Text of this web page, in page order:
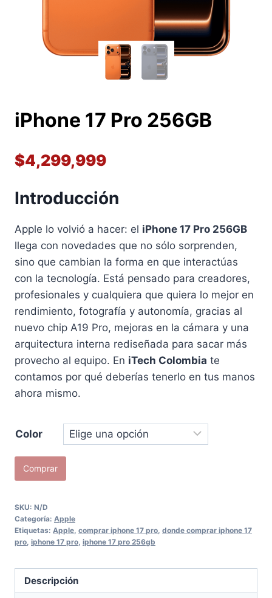
iPhone 17 Pro 256GB
$4,299,999
Introducción
Apple lo volvió a hacer: el iPhone 17 Pro 256GB
llega con novedades que no sólo sorprenden,
sino que cambian la forma en que interactúas
con la tecnología. Está pensado para creadores,
profesionales y cualquiera que quiera lo mejor en
rendimiento, fotografía y autonomía, gracias al
nuevo chip A19 Pro, mejoras en la cámara y una
arquitectura interna rediseñada para sacar más
provecho al equipo. En iTech Colombia te
contamos por qué deberías tenerlo en tus manos
ahora mismo.
Color
iPhone
17
256GB
cantidad
Comprar
SKU: N/D
Categoría: Apple
Etiquetas: Apple comprar iphone 17 pro donde comprar iphone 17
pro iphone 17 pro iphone 17 pro 256gb
Descripción